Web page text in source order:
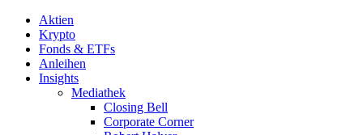
Aktien
Krypto
Fonds & ETFs
Anleihen
Insights
Mediathek
Closing Bell
Corporate Corner